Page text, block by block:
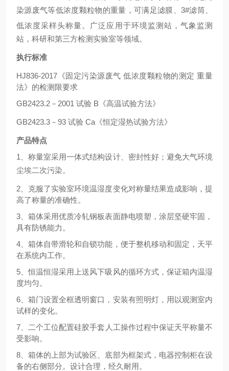
染源废气等低浓度颗粒物的重量 ，可满足滤膜、3#滤筒、
低浓度采样头称量。 广泛应用于环境监测站，气象监测
站，科研和第三方检测实验室等领域。
执行标准
HJ836-2017《固定污染源废气 低浓度颗粒物的测定 重量
法》的检测限要求
GB2423.2－2001 试验 B《高温试验方法》
GB2423.3－93 试验 Ca《恒定湿热试验方法》
产品特点
1、称量室采用一体式结构设计、密封性好；避免大气环境
尘埃二次污染。
2、 克服了实验室环境温湿度变化对称量结果造成影响，提
高了称量的准确性。
3、箱体采用优质冷轧钢板表面静电喷塑，涂层坚硬牢固，
具有防锈能力 。
4、箱体自带滑轮和自锁功能，便于整机移动和固定，天平
在系统内工作。
5、恒温恒湿采用上送风下吸风的循环方式，保证箱内温湿
度均匀。
6、箱门设置全框透明窗口， 安装有照明灯， 用以观测室内
试样的变化。
7、
二个工位配置硅胶手套人工操作过程中保证天平称量不
受影响。
8、箱体的上部为试验区、底部为框架式，电器控制柜在设
备的右侧部分。设计合理，经久耐用 。